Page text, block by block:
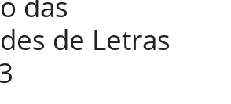
de Letras